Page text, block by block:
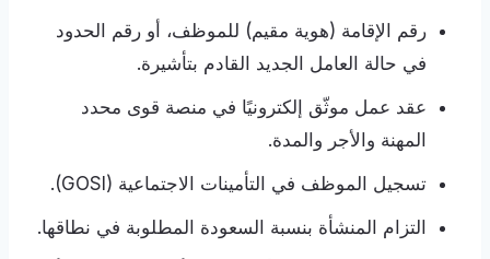
رقم الإقامة (هوية مقيم) للموظف، أو رقم الحدود
في حالة العامل الجديد القادم بتأشيرة.
عقد عمل موثّق إلكترونيًا في منصة قوى محدد
المهنة والأجر والمدة.
تسجيل الموظف في التأمينات الاجتماعية (GOSI).
التزام المنشأة بنسبة السعودة المطلوبة في نطاقها.